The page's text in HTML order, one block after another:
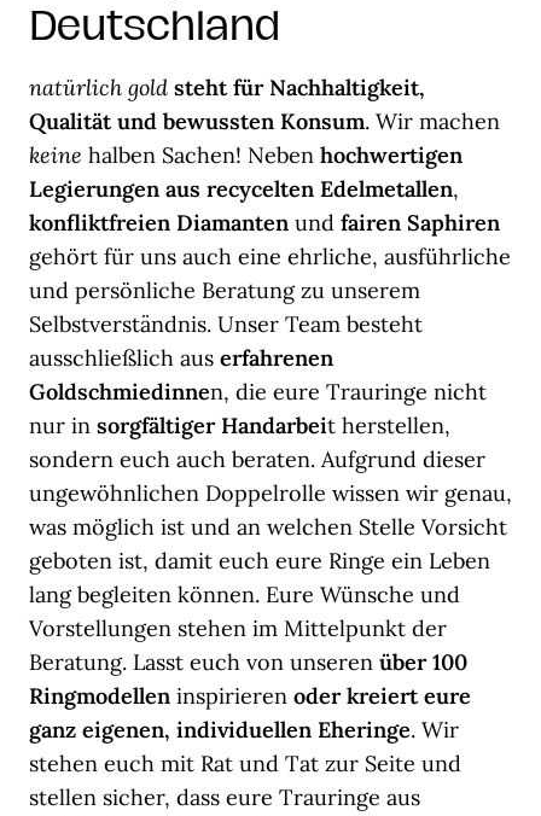
Deutschland
natürlich gold steht für Nachhaltigkeit,
Qualität und bewussten Konsum. Wir machen
keine halben Sachen! Neben hochwertigen
Legierungen aus recycelten Edelmetallen,
konfliktfreien Diamanten und fairen Saphiren
gehört für uns auch eine ehrliche, ausführliche
und persönliche Beratung zu unserem
Selbstverständnis. Unser Team besteht
ausschließlich aus erfahrenen
Goldschmiedinnen, die eure Trauringe nicht
nur in sorgfältiger Handarbeit herstellen,
sondern euch auch beraten. Aufgrund dieser
ungewöhnlichen Doppelrolle wissen wir genau,
was möglich ist und an welchen Stelle Vorsicht
geboten ist, damit euch eure Ringe ein Leben
lang begleiten können. Eure Wünsche und
Vorstellungen stehen im Mittelpunkt der
Beratung. Lasst euch von unseren über 100
Ringmodellen inspirieren oder kreiert eure
ganz eigenen, individuellen Eheringe. Wir
stehen euch mit Rat und Tat zur Seite und
stellen sicher, dass eure Trauringe aus